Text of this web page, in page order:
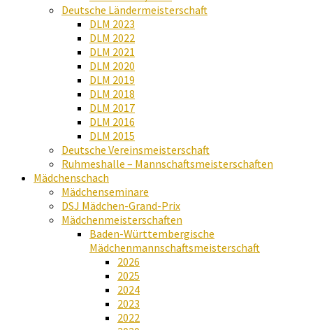
Deutsche Ländermeisterschaft
DLM 2023
DLM 2022
DLM 2021
DLM 2020
DLM 2019
DLM 2018
DLM 2017
DLM 2016
DLM 2015
Deutsche Vereinsmeisterschaft
Ruhmeshalle – Mannschaftsmeisterschaften
Mädchenschach
Mädchenseminare
DSJ Mädchen-Grand-Prix
Mädchenmeisterschaften
Baden-Württembergische
Mädchenmannschaftsmeisterschaft
2026
2025
2024
2023
2022